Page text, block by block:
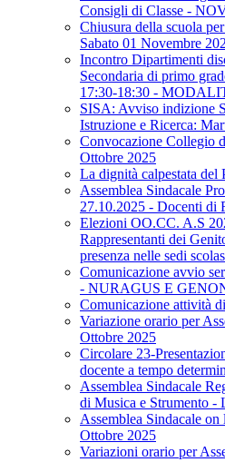
Consigli di Classe -
Chiusura della scuola
Sabato 01 Novembre
Incontro Dipartimenti
Secondaria di primo
17:30-18:30 -
SISA: Avviso indizione
Istruzione e Ricerca:
Convocazione Collegio
Ottobre 2025
La dignità calpestata del
Assemblea Sindacale
27.10.2025 - Docenti di
Elezioni OO.CC. A.S
Rappresentanti dei
presenza nelle sedi
Comunicazione avvio
- NURAGUS E
Comunicazione attività
Variazione orario per
Ottobre 2025
Circolare 23-
docente a tempo
Assemblea Sindacale
di Musica e Strumento -
Assemblea Sindacale
Ottobre 2025
Variazioni orario per